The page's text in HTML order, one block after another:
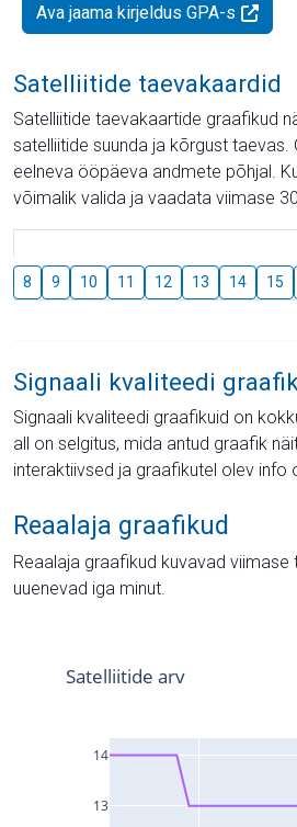
Ava jaama kirjeldus GPA-s
Satelliitide taevakaardid
Satelliitide taevakaartide graafikud
satelliitide suunda ja kõrgust taevas.
eelneva ööpäeva andmete põhjal.
võimalik valida ja vaadata viimase
8 9 10 11 12 13 14 15
Signaali kvaliteedi
Signaali kvaliteedi graafikuid on
all on selgitus, mida antud graafik
interaktiivsed ja graafikutel olev info
Reaalaja graafikud
Reaalaja graafikud kuvavad viimase
uuenevad iga minut.